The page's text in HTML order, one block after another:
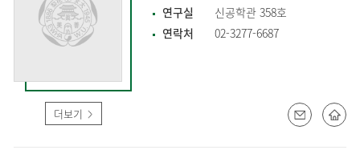
더보기
연구실
신공학관 358호
연락처
02-3277-6687